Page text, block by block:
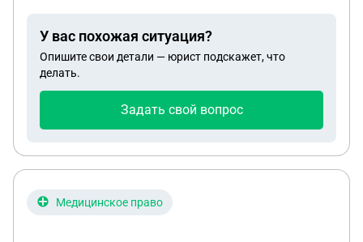
У вас похожая ситуация?
Опишите свои детали — юрист подскажет, что
делать.
Задать свой вопрос
Медицинское право